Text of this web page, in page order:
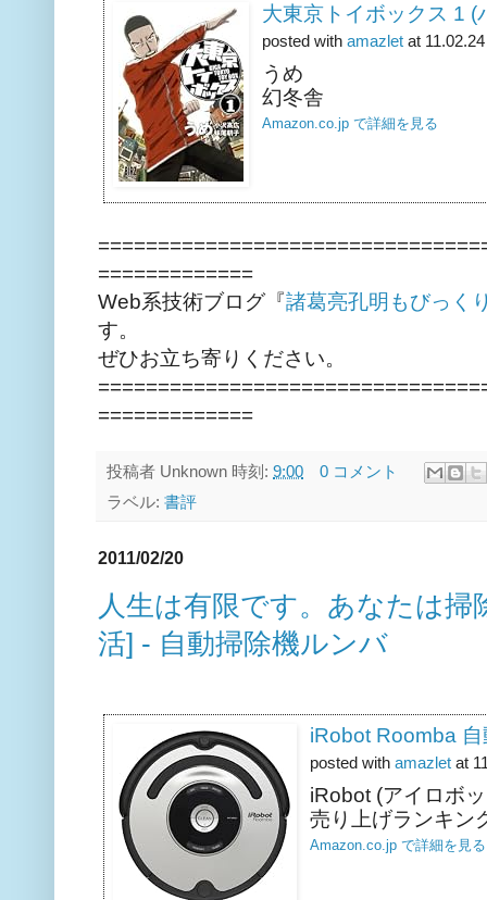
大東京トイボックス 1 (
posted with amazlet at 11.02.24
うめ
幻冬舎
Amazon.co.jp で詳細を見る
=============
Web系技術ブログ『諸葛亮孔明もびっく
す。
ぜひお立ち寄りください。
=============
投稿者 Unknown 時刻: 9:00
0 コメント
ラベル: 書評
2011/02/20
人生は有限です。あなたは
活] - 自動掃除機ルンバ
iRobot Roomba
posted with amazlet at
iRobot (アイロボ
売り上げランキン
Amazon.co.jp で詳細を見る